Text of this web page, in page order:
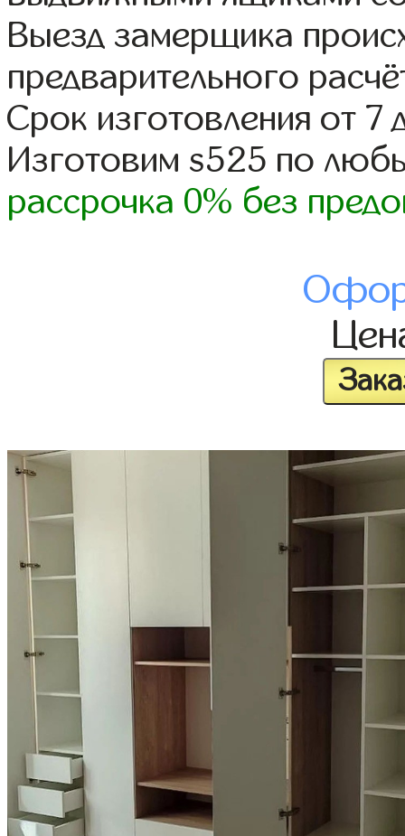
Выезд замерщика
предварительного
Срок изготовления от 7
Изготовим s525 по
рассрочка 0% без